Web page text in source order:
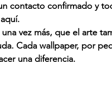
contacto confirmado y
vez más, que el arte
Cada wallpaper, por
una diferencia.